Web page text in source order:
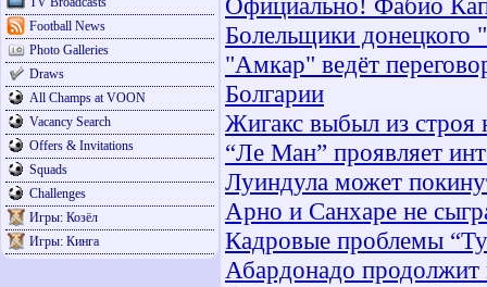
Football News
Photo Galleries
Draws
All Champs at VOON
Vacancy Search
Offers & Invitations
Squads
Challenges
Игры: Козёл
Игры: Кинга
Болельщики донецкого
"Амкар" ведёт
Болгарии
Жигакс выбыл из строя
“Ле Ман” проявляет
Луиндула может
Арно и Санхаре не
Кадровые проблемы
Абардонадо продолжит